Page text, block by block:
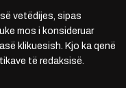
vetëdijes, sipas
mos i konsideruar
klikuesish. Kjo ka qenë
të redaksisë.